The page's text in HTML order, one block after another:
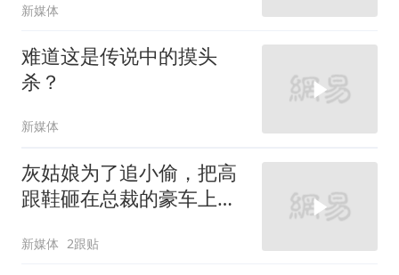
新媒体
难道这是传说中的摸头
杀？
新媒体
灰姑娘为了追小偷，把高
跟鞋砸在总裁的豪车上，
新媒体 2跟贴